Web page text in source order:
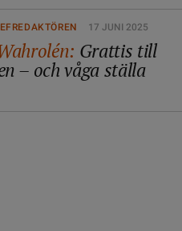
17 JUNI 2025
Grattis till
– och våga ställa